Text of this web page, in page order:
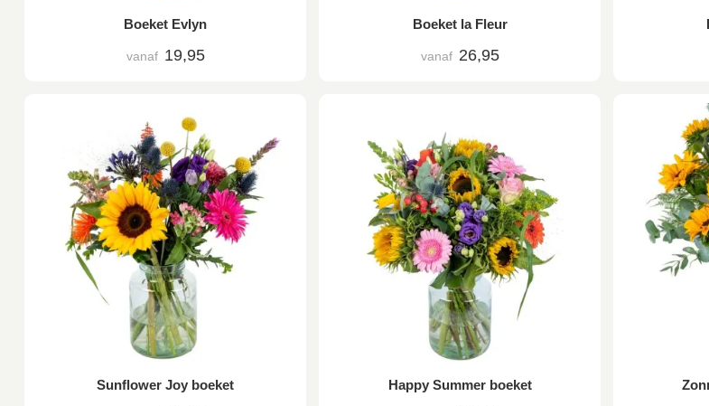
Boeket Evlyn
vanaf 19,95
Boeket la Fleur
vanaf 26,95
Sunflower Joy boeket Happy Summer boeket